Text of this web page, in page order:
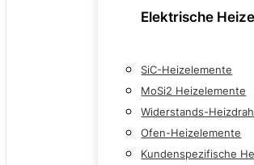
Elektrische
SiC-Heizelemente
MoSi2 Heizelemente
Widerstands-
Ofen-Heizelemente
Kundenspezifische